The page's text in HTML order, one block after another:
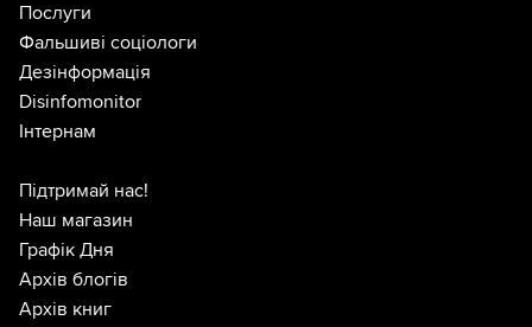
Послуги
Фальшиві соціологи
Дезінформація
Disinfomonitor
Інтернам
Підтримай нас!
Наш магазин
Графік Дня
Архів блогів
Архів книг